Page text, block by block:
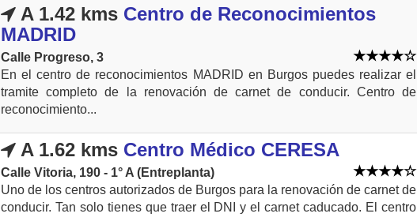
A 1.42 kms Centro de Reconocimientos
MADRID
Calle Progreso, 3
En el centro de reconocimientos MADRID en Burgos puedes realizar el
tramite completo de la renovación de carnet de conducir. Centro de
reconocimiento...
A 1.62 kms Centro Médico CERESA
Calle Vitoria, 190 - 1° A (Entreplanta)
Uno de los centros autorizados de Burgos para la renovación de carnet de
conducir. Tan solo tienes que traer el DNI y el carnet caducado. El centro